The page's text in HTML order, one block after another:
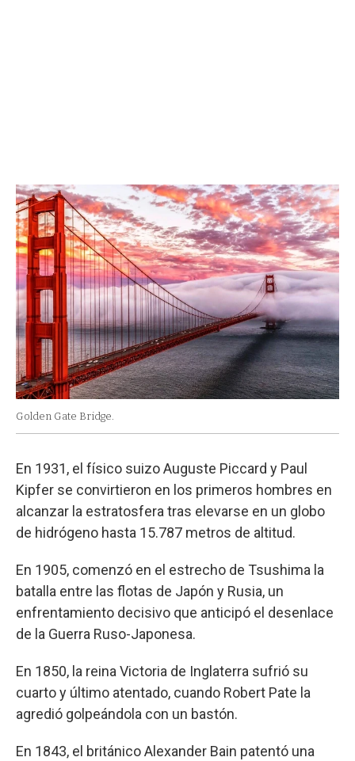
Golden Gate Bridge.
En 1931, el físico suizo Auguste Piccard y Paul
Kipfer se convirtieron en los primeros hombres en
alcanzar la estratosfera tras elevarse en un globo
de hidrógeno hasta 15.787 metros de altitud.
En 1905, comenzó en el estrecho de Tsushima la
batalla entre las flotas de Japón y Rusia, un
enfrentamiento decisivo que anticipó el desenlace
de la Guerra Ruso-Japonesa.
En 1850, la reina Victoria de Inglaterra sufrió su
cuarto y último atentado, cuando Robert Pate la
agredió golpeándola con un bastón.
En 1843, el británico Alexander Bain patentó una